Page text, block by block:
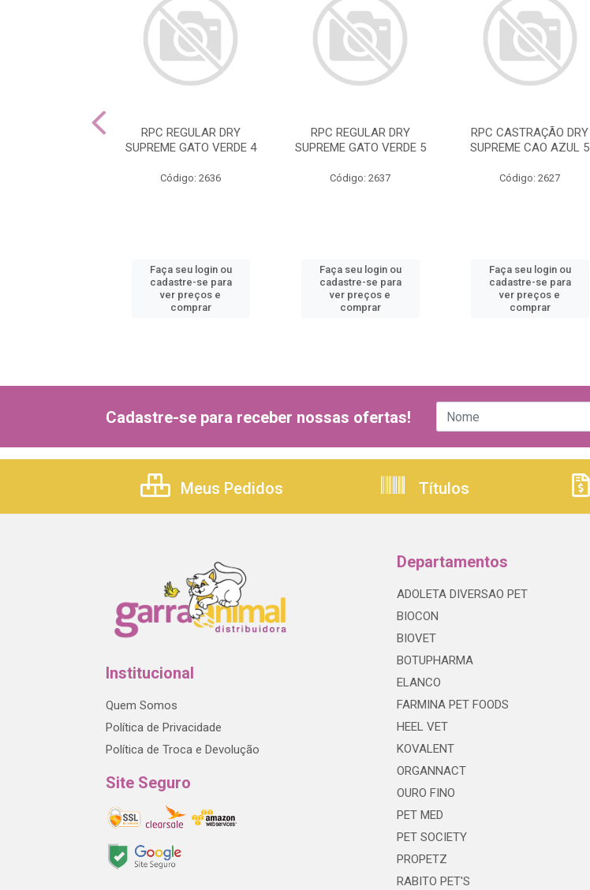
RPC REGULAR DRY
SUPREME GATO VERDE 4
Código: 2636
Faça seu login ou
cadastre-se para
ver preços e
comprar
RPC REGULAR DRY
SUPREME GATO VERDE 5
Código: 2637
Faça seu login ou
cadastre-se para
ver preços e
comprar
RPC CASTRAÇÃO DRY
SUPREME CAO AZUL 5
Código: 2627
Faça seu login ou
cadastre-se para
ver preços e
comprar
Cadastre-se para receber nossas ofertas!
Meus Pedidos Títulos
Institucional
Quem Somos
Política de Privacidade
Política de Troca e Devolução
Site Seguro
Departamentos
ADOLETA DIVERSAO PET
BIOCON
BIOVET
BOTUPHARMA
ELANCO
FARMINA PET FOODS
HEEL VET
KOVALENT
ORGANNACT
OURO FINO
PET MED
PET SOCIETY
PROPETZ
RABITO PET'S